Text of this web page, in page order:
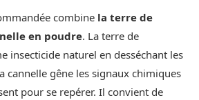
combine la terre de
en poudre. La terre de
insecticide naturel en desséchant les
cannelle gêne les signaux chimiques
pour se repérer. Il convient de